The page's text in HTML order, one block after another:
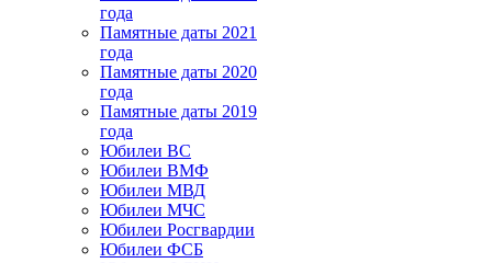
года
Памятные даты 2021
года
Памятные даты 2020
года
Памятные даты 2019
года
Юбилеи ВС
Юбилеи ВМФ
Юбилеи МВД
Юбилеи МЧС
Юбилеи Росгвардии
Юбилеи ФСБ